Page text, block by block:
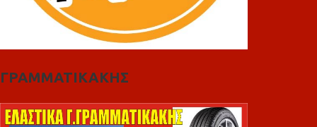
ΓΡΑΜΜΑΤΙΚΑΚΗΣ